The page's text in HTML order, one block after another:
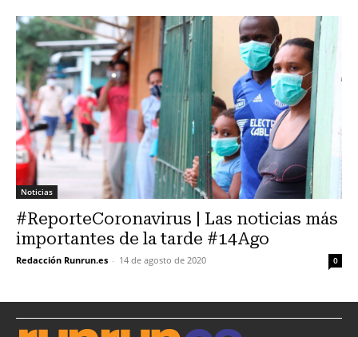
Noticias
#ReporteCoronavirus | Las noticias más
importantes de la tarde #14Ago
Redacción Runrun.es - 14 de agosto de 2020 0